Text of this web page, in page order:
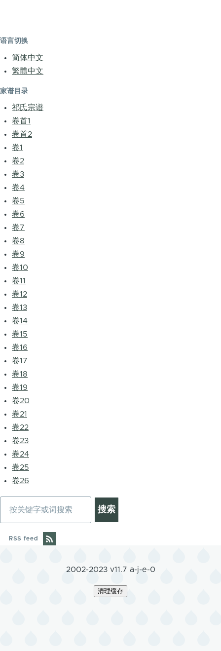
语言切换
简体中文
繁體中文
家谱目录
祁氏宗谱
卷首1
卷首2
卷1
卷2
卷3
卷4
卷5
卷6
卷7
卷8
卷9
卷10
卷11
卷12
卷13
卷14
卷15
卷16
卷17
卷18
卷19
卷20
卷21
卷22
卷23
卷24
卷25
卷26
RSS feed
2002-2023 v11.7 a-j-e-0